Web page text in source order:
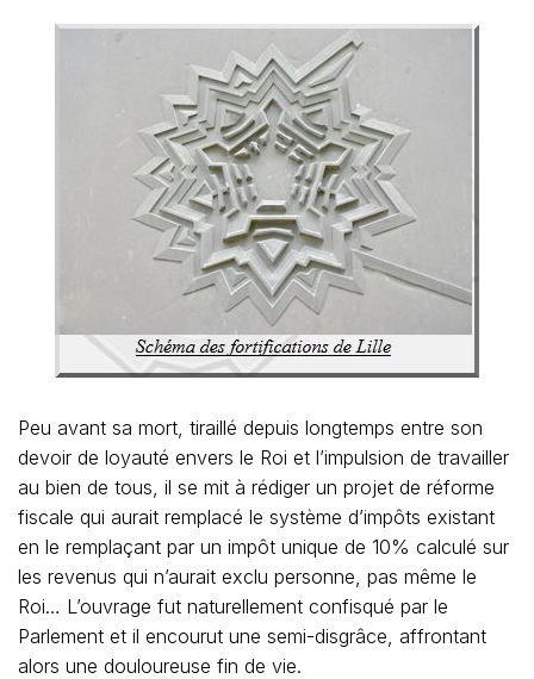
Peu avant sa mort, tiraillé depuis longtemps entre son
devoir de loyauté envers le Roi et l’impulsion de travailler
au bien de tous, il se mit à rédiger un projet de réforme
fiscale qui aurait remplacé le système d’impôts existant
en le remplaçant par un impôt unique de 10% calculé sur
les revenus qui n’aurait exclu personne, pas même le
Roi… L’ouvrage fut naturellement confisqué par le
Parlement et il encourut une semi-disgrâce, affrontant
alors une douloureuse fin de vie.